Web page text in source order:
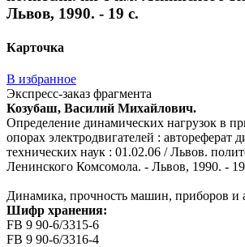
Львов, 1990. - 19 с.
Карточка
В избранное
Экспресс-заказ фрагмента
Козубаш, Василий Михайлович.
Определение динамических нагрузок в
опорах электродвигателей : автореферат
технических наук : 01.02.06 / Львов.
Ленинского Комсомола. - Львов, 1990. -
Динамика, прочность машин, приборов и
Шифр хранения:
FB 9 90-6/3315-6
FB 9 90-6/3316-4